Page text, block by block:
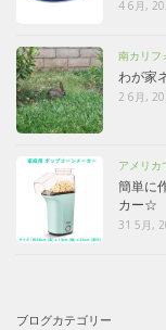
4 6月,
南カリフ
わが家
2 6月,
アメリカ
簡単に
カー☆
31 5月,
ブログカテゴリー